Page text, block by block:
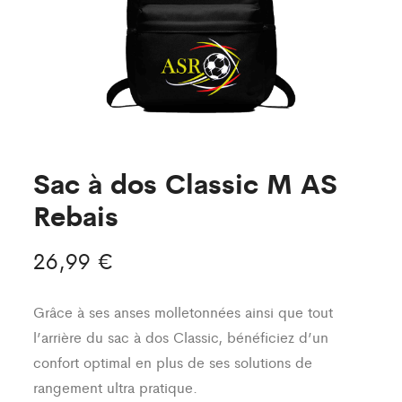
Sac à dos Classic M AS
Rebais
26,99 €
Grâce à ses anses molletonnées ainsi que tout
l’arrière du sac à dos Classic, bénéficiez d’un
confort optimal en plus de ses solutions de
rangement ultra pratique.